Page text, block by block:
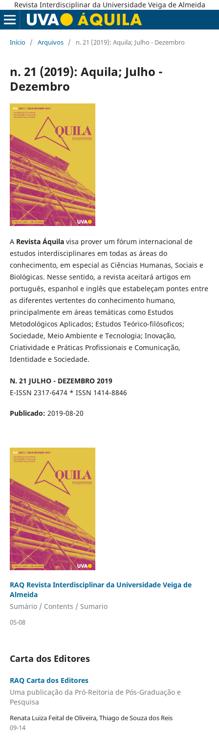
Revista Interdisciplinar da Universidade Veiga de Almeida
Início / Arquivos / n. 21 (2019): Aquila; Julho - Dezembro
n. 21 (2019): Aquila; Julho -
Dezembro
A Revista Áquilavisa prover um fórum internacional de
estudos interdisciplinares em todas as áreas do
conhecimento, em especial as Ciências Humanas, Sociais e
Biológicas. Nesse sentido, a revista aceitará artigos em
português, espanhol e inglês que estabeleçam pontes entre
as diferentes vertentes do conhecimento humano,
principalmente em áreas temáticas como Estudos
Metodológicos Aplicados; Estudos Teórico-filósoficos;
Sociedade, Meio Ambiente e Tecnologia; Inovação,
Criatividade e Práticas Profissionais e Comunicação,
Identidade e Sociedade.
N. 21 JULHO - DEZEMBRO 2019
E-ISSN 2317-6474 * ISSN 1414-8846
Publicado: 2019-08-20
RAQ Revista Interdisciplinar da Universidade Veiga de
Almeida
Sumário / Contents / Sumario
05-08
Carta dos Editores
RAQ Carta dos Editores
Uma publicação da Pró-Reitoria de Pós-Graduação e
Pesquisa
Renata Luiza Feital de Oliveira, Thiago de Souza dos Reis
09-14